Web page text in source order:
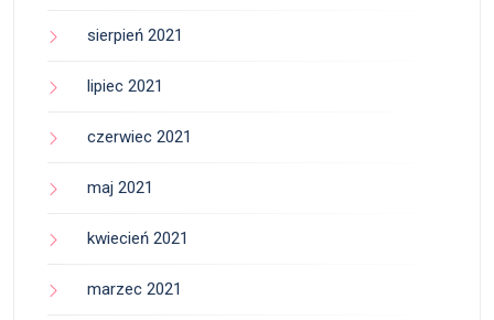
sierpień 2021
lipiec 2021
czerwiec 2021
maj 2021
kwiecień 2021
marzec 2021